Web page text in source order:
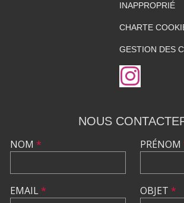
INAPPROPRIÉ
CHARTE
GESTION DES
NOUS
NOM *
EMAIL*
PRÉNOM
OBJET *